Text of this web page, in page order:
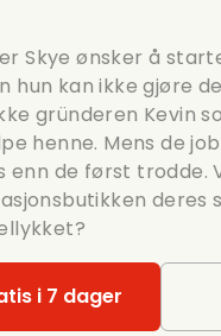
Skye ønsker å
hun kan ikke gjøre
gründeren Kevin
henne. Mens de
enn de først trodde.
i 7 dager